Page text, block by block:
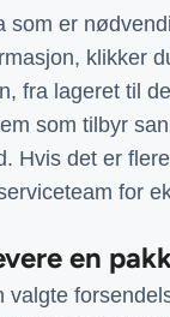
som er
klikker
fra lageret til
som tilbyr
Hvis det er
for
en